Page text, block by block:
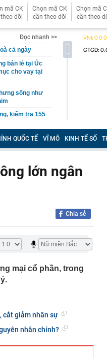
mã CK
dõi
Chọn mã CK
cần theo dõi
Chọn mã
cần theo
Đọc nhanh >>
cả ngày
bán lẻ tại Úc
cho vay tại
sống như
kiểm tra 155
bán vàng
nghiệp kê
chuẩn 68
vì lý do gì?
"vạn người
trình báo
QUỐC TẾ VĨ MÔ KINH TẾ SỐ
lớn ngân
Chia sẻ
mại cổ phần, trong
cắt giảm nhân sự
nhân chính?